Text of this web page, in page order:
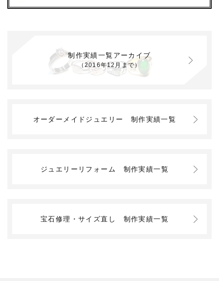
制作実績一覧アーカイブ
（2016年12月まで）
オーダーメイドジュエリー 制作実績一覧
ジュエリーリフォーム 制作実績一覧
宝石修理・サイズ直し 制作実績一覧